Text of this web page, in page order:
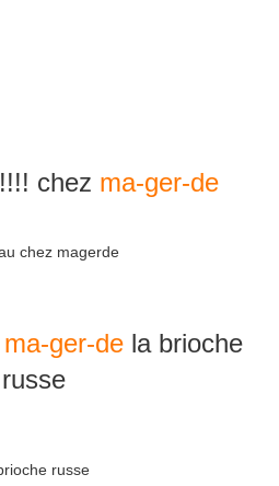
chez ma-ger-de
ma-ger-dela brioche
russe